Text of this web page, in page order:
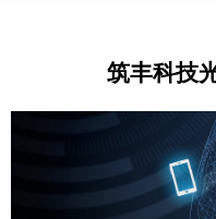
筑丰科技